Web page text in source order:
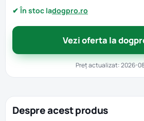
✔ În stoc ladogpro.ro
Vezi oferta la
Preț actualizat: 2026-
Despre acest produs